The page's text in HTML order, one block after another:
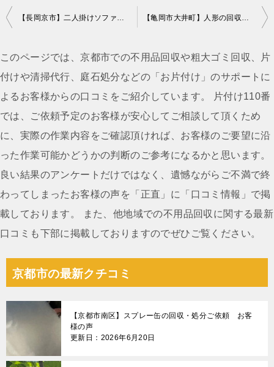
投
ナ
ビ
ゲ
ー
シ
ョ
ン
【長岡京市】二人掛けソファーの回収・処分ご依頼 お客様の声 【亀岡市大井町】人形の回収・処分ご依頼 お客様の声
このページでは、京都市での不用品回収や粗大ゴミ回収、片
付けや清掃代行、庭石処分などの「お片付け」のサポートに
よるお客様からの口コミをご紹介しています。 片付け110番
では、ご依頼予定のお客様が安心してご相談して頂くため
に、実際の作業内容をご確認頂ければ、お客様のご要望に沿
った作業可能かどうかの判断のご参考になるかと思います。
良い結果のアンケートだけではなく、遺憾ながらご不満で終
わってしまったお客様の声を「正直」に「口コミ情報」で掲
載しております。 また、他地域での不用品回収に関する最新
口コミも下部に掲載しておりますのでぜひご覧ください。
京都市の最新クチコミ
【京都市南区】スプレー缶の回収・処分ご依頼 お客
様の声
更新日：2026年6月20日